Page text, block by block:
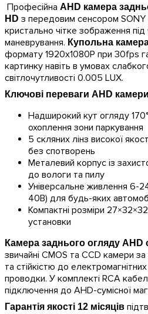
Професійна AHD камера
HD з передовим сенсором
кристально чітке зображення
маневрування. Купольна
формату 1920x1080P при 30fps
картинку навіть в умовах
світлочутливості 0.005 LUX.
Ключові переваги AHD
Надширокий кут огляду
охоплення зони паркування
5 скляних лінз високої
без спотворень
Металевий корпус із
до вологи та пилу
Універсальне живлення 6-
40В) для будь-яких
Компактні розміри
установки
Камера заднього огляду AHD
звичайні CMOS та CCD камери
та стійкістю до
проводки. У комплекті RCA
підключення до AHD-сумісної
Гарантія якості 12 місяців